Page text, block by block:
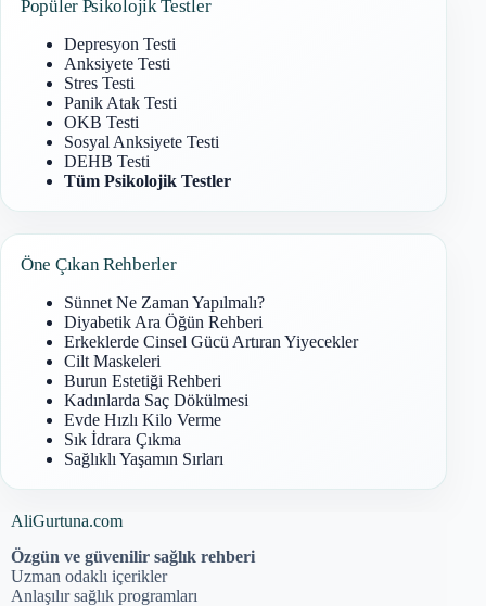
Popüler Psikolojik Testler
Depresyon Testi
Anksiyete Testi
Stres Testi
Panik Atak Testi
OKB Testi
Sosyal Anksiyete Testi
DEHB Testi
Tüm Psikolojik Testler
Öne Çıkan Rehberler
Sünnet Ne Zaman Yapılmalı?
Diyabetik Ara Öğün Rehberi
Erkeklerde Cinsel Gücü Artıran Yiyecekler
Cilt Maskeleri
Burun Estetiği Rehberi
Kadınlarda Saç Dökülmesi
Evde Hızlı Kilo Verme
Sık İdrara Çıkma
Sağlıklı Yaşamın Sırları
AliGurtuna.com
Özgün ve güvenilir sağlık rehberi
Uzman odaklı içerikler
Anlaşılır sağlık programları